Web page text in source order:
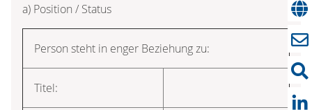
a) Position / Status
Person steht in enger Beziehung zu:
Titel: